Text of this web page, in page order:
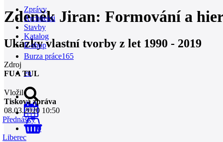
Zprávy
Architekti
Stavby
Katalog
E-shop
Burza práce165
en
0
Zdeněk Jiran: Formování a
Ukázky vlastní tvorby z let 1990 - 2019
Zdroj
FUA TUL
Vložil
Tisková zpráva
08.03.2020 10:50
Přednášky
Liberec